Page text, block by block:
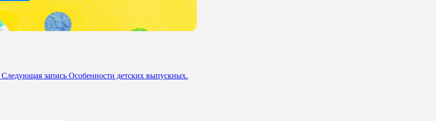
Следующая запись Особенности детских выпускных.